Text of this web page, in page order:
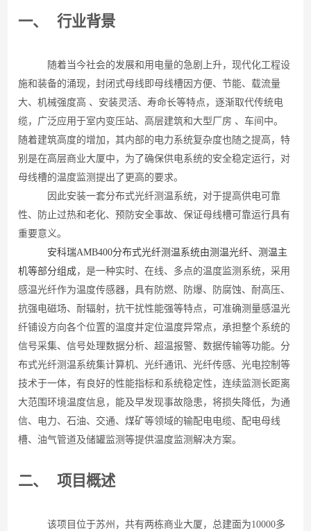
一、 行业背景
随着当今社会的发展和用电量的急剧上升，现代化工程设
施和装备的涌现，封闭式母线 即母线槽因方便、节能、载流量
大、机械强度高 、安装灵活、寿命长等特点 ，逐渐取代传统电
缆， 广泛应用于室内变压站、高层建筑和大型厂房 、车间中。
随着建筑高度的增加，其内部的电力系统复杂度也随之提高，特
别是在高层商业大厦中，为了确保供电系统的安全稳定运行，对
母线槽的温度监测提出了更高的要求。
因此安装一套分布式光纤测温系统， 对于提高供电可靠
性、 防止过热和老化、预防安全事故、保证母线槽可靠运行具有
重要意义。
安科瑞AMB400分布式光纤测温系统由测温光纤、测温主
机等部分组成，是一种实时、在线、多点的温度监测系统，采用
感温光纤作为温度传感器，具有防燃、防爆、防腐蚀、耐高压、
抗强电磁场、耐辐射，抗干扰性能强等特点，可准确测量感温光
纤铺设方向各个位置的温度并定位温度异常点，承担整个系统的
信号采集、信号处理数据分析、超温报警、数据传输等功能。分
布式光纤测温系统集计算机、光纤通讯、光纤传感、光电控制等
技术于一体，有良好的性能指标和系统稳定性，连续监测长距离
大范围环境温度信息，能及早发现事故隐患，将损失降低，为通
信、电力、石油、交通、煤矿等领域的输配电电缆、配电母线
槽、油气管道及储罐监测等提供温度监测解决方案。
二、 项目概述
该项目位于苏州，共有两栋商业大厦，总建面为10000多